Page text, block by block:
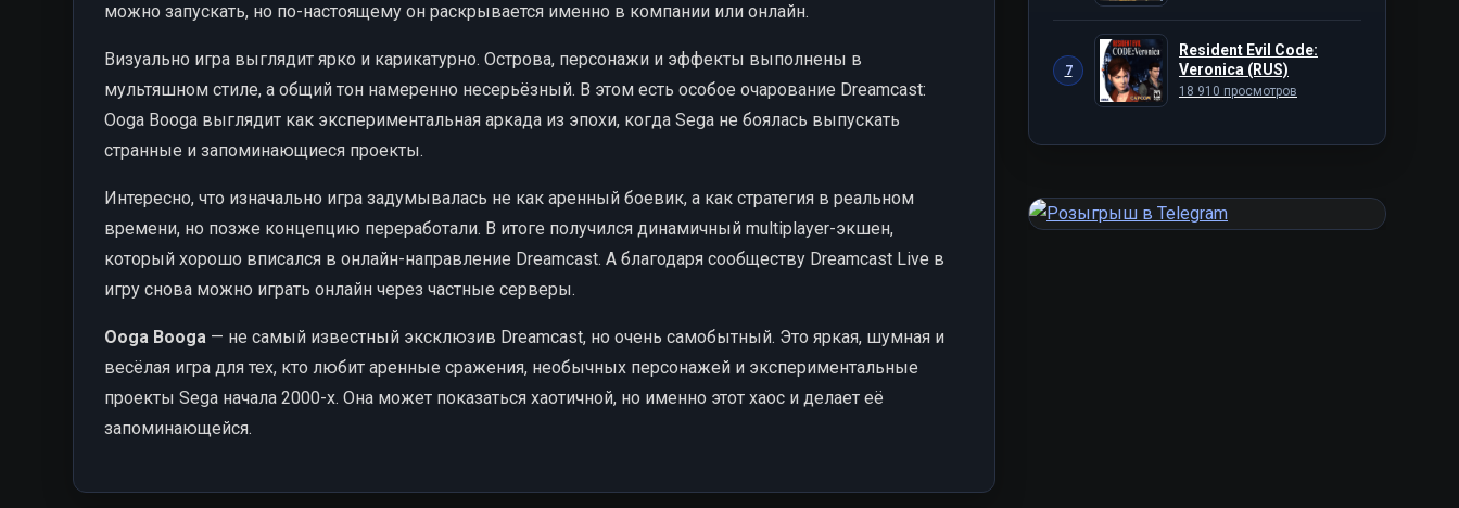
можно запускать, но по-настоящему он раскрывается именно в компании или онлайн.
Визуально игра выглядит ярко и карикатурно. Острова, персонажи и эффекты выполнены в
мультяшном стиле, а общий тон намеренно несерьёзный. В этом есть особое очарование Dreamcast:
Ooga Booga выглядит как экспериментальная аркада из эпохи, когда Sega не боялась выпускать
странные и запоминающиеся проекты.
Интересно, что изначально игра задумывалась не как аренный боевик, а как стратегия в реальном
времени, но позже концепцию переработали. В итоге получился динамичный multiplayer-экшен,
который хорошо вписался в онлайн-направление Dreamcast. А благодаря сообществу Dreamcast Live в
игру снова можно играть онлайн через частные серверы.
Ooga Booga — не самый известный эксклюзив Dreamcast, но очень самобытный. Это яркая, шумная и
весёлая игра для тех, кто любит аренные сражения, необычных персонажей и экспериментальные
проекты Sega начала 2000-х. Она может показаться хаотичной, но именно этот хаос и делает её
запоминающейся.
7
Resident Evil Code:
Veronica (RUS)
18 910 просмотров